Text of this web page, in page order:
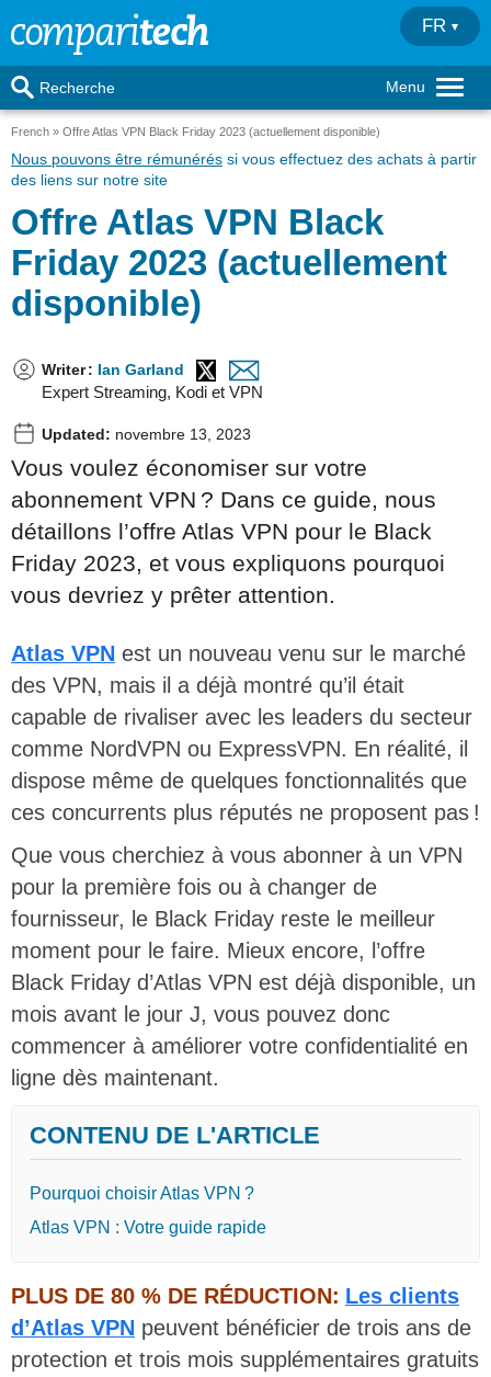
Menu
Recherche
FR
French Offre Atlas VPN Black Friday 2023 (actuellement disponible)
Nous pouvons être rémunérés si vous effectuez des achats à partir
des liens sur notre site
Offre Atlas VPN Black
Friday 2023 (actuellement
disponible)
Writer: Ian Garland
Expert Streaming, Kodi et VPN
Updated: novembre 13, 2023
Vous voulez économiser sur votre
abonnement VPN ? Dans ce guide, nous
détaillons l’offre Atlas VPN pour le Black
Friday 2023, et vous expliquons pourquoi
vous devriez y prêter attention.
Atlas VPN est un nouveau venu sur le marché
des VPN, mais il a déjà montré qu’il était
capable de rivaliser avec les leaders du secteur
comme NordVPN ou ExpressVPN. En réalité, il
dispose même de quelques fonctionnalités que
ces concurrents plus réputés ne proposent pas !
Que vous cherchiez à vous abonner à un VPN
pour la première fois ou à changer de
fournisseur, le Black Friday reste le meilleur
moment pour le faire. Mieux encore, l’offre
Black Friday d’Atlas VPN est déjà disponible, un
mois avant le jour J, vous pouvez donc
commencer à améliorer votre confidentialité en
ligne dès maintenant.
CONTENU DE L'ARTICLE
Pourquoi choisir Atlas VPN ?
Atlas VPN : Votre guide rapide
PLUS DE 80 % DE RÉDUCTION: Les clients
d’Atlas VPN peuvent bénéficier de trois ans de
protection et trois mois supplémentaires gratuits